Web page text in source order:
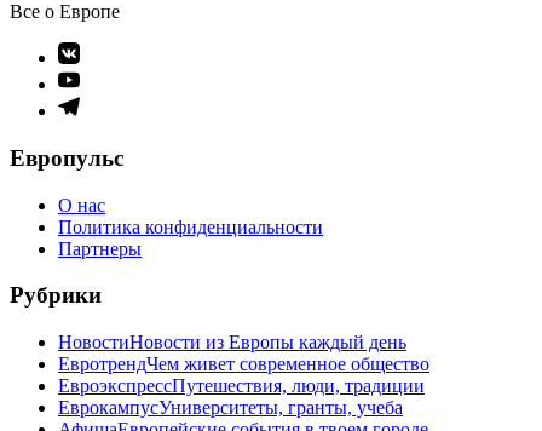
Все о Европе
Элемент
меню
Элемент
меню
Элемент
Европульс
О нас
Политика конфиденциальности
Партнеры
Рубрики
НовостиНовости из Европы каждый день
ЕвротрендЧем живет современное общество
ЕвроэкспрессПутешествия, люди, традиции
ЕврокампусУниверситеты, гранты, учеба